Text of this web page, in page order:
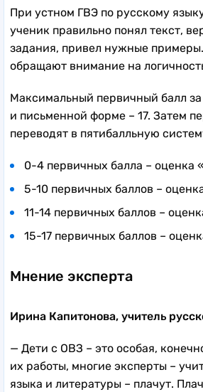
При устном ГВЭ по русскому
ученик правильно понял текст,
задания, привел нужные
обращают внимание на
Максимальный первичный балл
и письменной форме – 17. Затем
переводят в пятибалльную
0-4 первичных балла – оценка
5-10 первичных баллов –
11-14 первичных баллов –
15-17 первичных баллов –
Мнение эксперта
Ирина Капитонова, учитель
— Дети с ОВЗ – это особая,
их работы, многие эксперты –
языка и литературы – плачут.